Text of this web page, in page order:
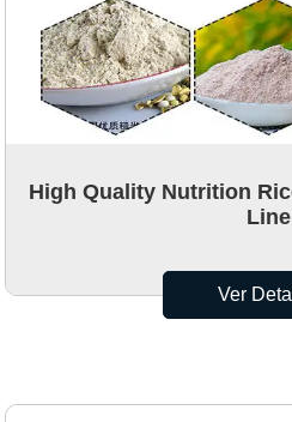
High Quality Nutrition
Line
Ver